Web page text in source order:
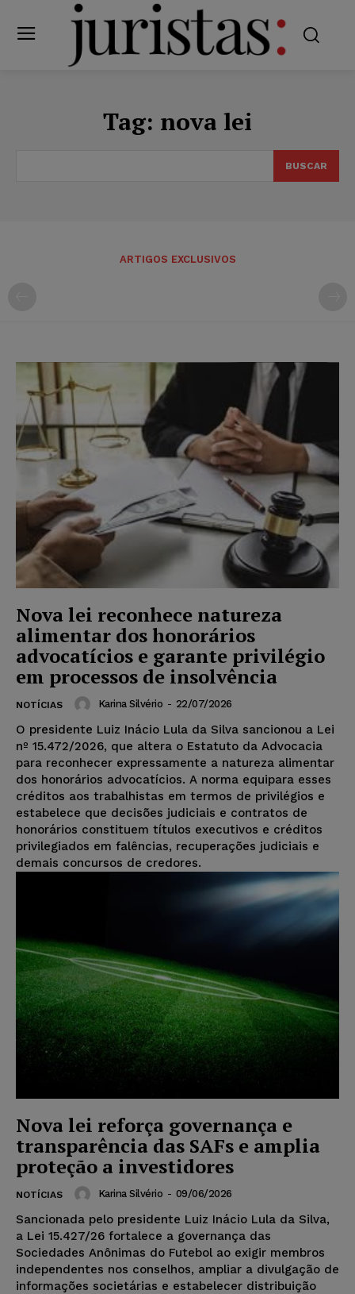
Tag: nova lei
BUSCAR
ARTIGOS EXCLUSIVOS
Nova lei reconhece natureza
alimentar dos honorários
advocatícios e garante privilégio
em processos de insolvência
NOTÍCIAS Karina Silvério - 22/07/2026
O presidente Luiz Inácio Lula da Silva sancionou a Lei
nº 15.472/2026, que altera o Estatuto da Advocacia
para reconhecer expressamente a natureza alimentar
dos honorários advocatícios. A norma equipara esses
créditos aos trabalhistas em termos de privilégios e
estabelece que decisões judiciais e contratos de
honorários constituem títulos executivos e créditos
privilegiados em falências, recuperações judiciais e
demais concursos de credores.
Nova lei reforça governança e
transparência das SAFs e amplia
proteção a investidores
NOTÍCIAS Karina Silvério - 09/06/2026
Sancionada pelo presidente Luiz Inácio Lula da Silva,
a Lei 15.427/26 fortalece a governança das
Sociedades Anônimas do Futebol ao exigir membros
independentes nos conselhos, ampliar a divulgação de
informações societárias e estabelecer distribuição